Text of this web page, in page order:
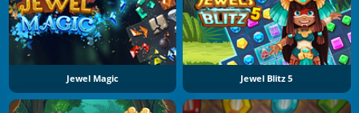
Jewel Magic Jewel Blitz 5